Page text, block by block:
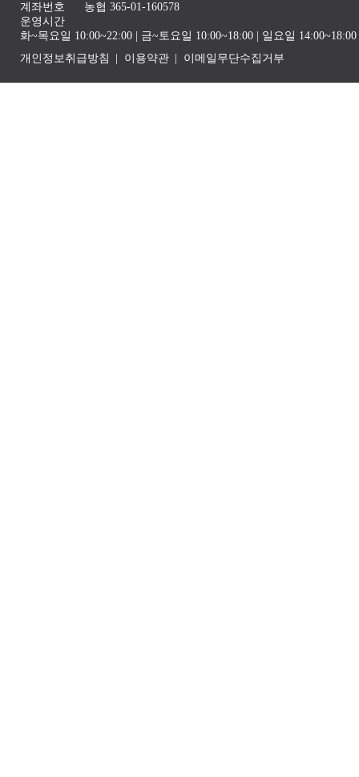
계좌번호
농협 365-01-160578
운영시간
화~목요일 10:00~22:00 | 금~토요일 10:00~18:00 | 일요일
개인정보취급방침
이용약관 이메일무단수집거부